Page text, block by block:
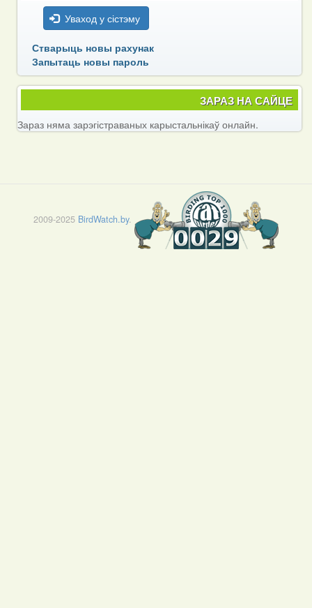
Уваход у сістэму
Стварыць новы рахунак
Запытаць новы пароль
ЗАРАЗ НА САЙЦЕ
Зараз няма зарэгістраваных карыстальнікаў онлайн.
2009-2025 BirdWatch.by.